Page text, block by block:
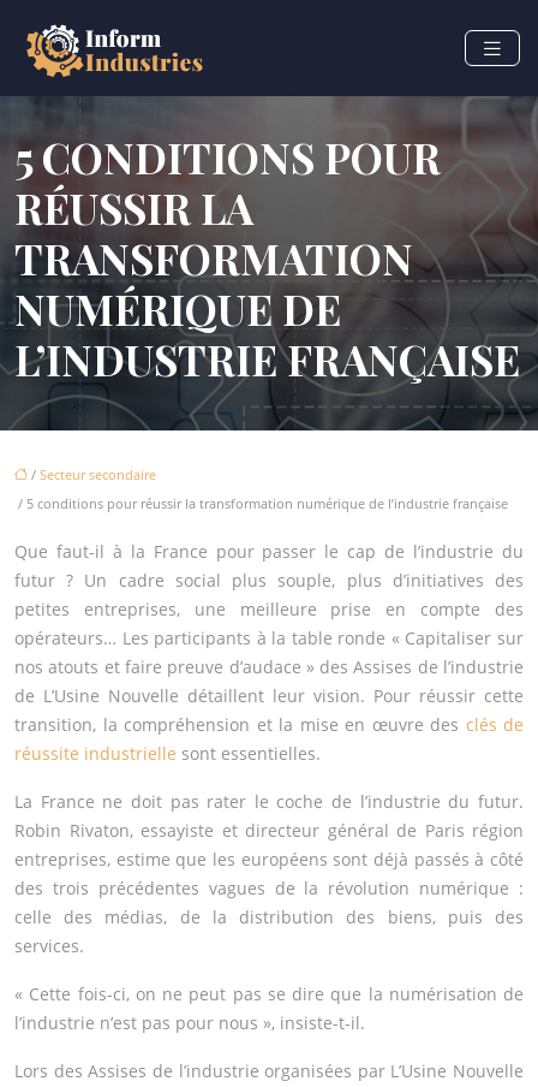
5 CONDITIONS POUR
RÉUSSIR LA
TRANSFORMATION
NUMÉRIQUE DE
L’INDUSTRIE FRANÇAISE
/ Secteur secondaire
/ 5 conditions pour réussir la transformation numérique de l’industrie française
Que faut-il à la France pour passer le cap de l’industrie du
futur ? Un cadre social plus souple, plus d’initiatives des
petites entreprises, une meilleure prise en compte des
opérateurs… Les participants à la table ronde « Capitaliser sur
nos atouts et faire preuve d’audace » des Assises de l’industrie
de L’Usine Nouvelle détaillent leur vision. Pour réussir cette
transition, la compréhension et la mise en œuvre des clés de
réussite industrielle sont essentielles.
La France ne doit pas rater le coche de l’industrie du futur.
Robin Rivaton, essayiste et directeur général de Paris région
entreprises, estime que les européens sont déjà passés à côté
des trois précédentes vagues de la révolution numérique :
celle des médias, de la distribution des biens, puis des
services.
« Cette fois-ci, on ne peut pas se dire que la numérisation de
l’industrie n’est pas pour nous », insiste-t-il.
Lors des Assises de l’industrie organisées par L’Usine Nouvelle